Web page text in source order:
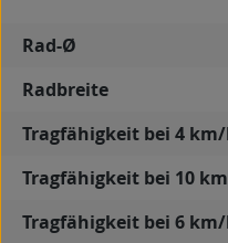
Rad-Ø
Radbreite
Tragfähigkeit bei 4
Tragfähigkeit bei 10
Tragfähigkeit bei 6